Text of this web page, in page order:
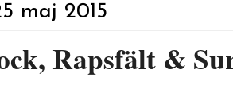
maj 2015
Rapsfält &